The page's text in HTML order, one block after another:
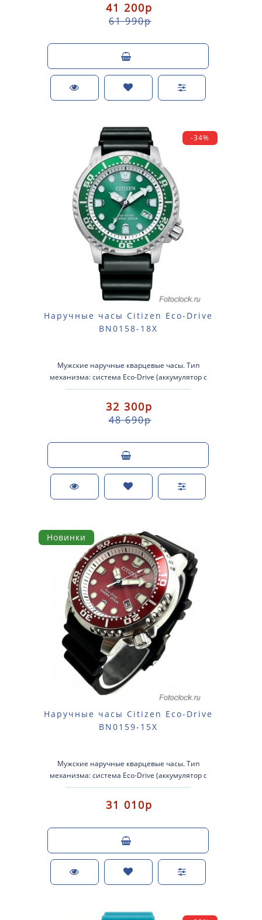
41 200р
61 990р
-34%
Наручные часы Citizen Eco-Drive
BN0158-18X
Мужские наручные кварцевые часы. Тип
механизма: система Eco-Drive (аккумулятор с
питанием от световой энергии). Корпус: нерж..
32 300р
48 690р
Новинки
Наручные часы Citizen Eco-Drive
BN0159-15X
Мужские наручные кварцевые часы. Тип
механизма: система Eco-Drive (аккумулятор с
питанием от световой энергии). Корпус: нерж..
31 010р